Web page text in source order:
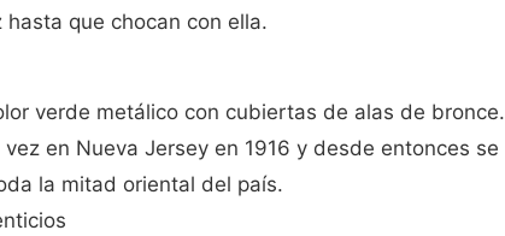
que chocan con ella.
verde metálico con cubiertas de alas de bronce.
en Nueva Jersey en 1916 y desde entonces se
la mitad oriental del país.